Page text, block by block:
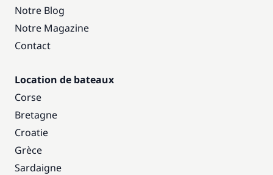
Notre Blog
Notre Magazine
Contact
Location de bateaux
Corse
Bretagne
Croatie
Grèce
Sardaigne